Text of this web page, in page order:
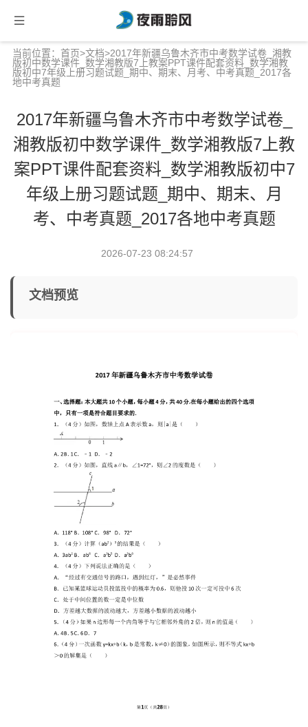
当前位置： 首页>文档>2017年新疆乌鲁木齐市中考数学试卷_湘教
版初中数学课件_数学湘教版7上教案PPT课件配套资料_数学湘教
版初中7年级上册习题试题_期中、期末、月考、中考真题_2017各
地中考真题
2017年新疆乌鲁木齐市中考数学试卷_
湘教版初中数学课件_数学湘教版7上教
案PPT课件配套资料_数学湘教版初中7
年级上册习题试题_期中、期末、月
考、中考真题_2017各地中考真题
2026-07-23 08:24:57
文档预览